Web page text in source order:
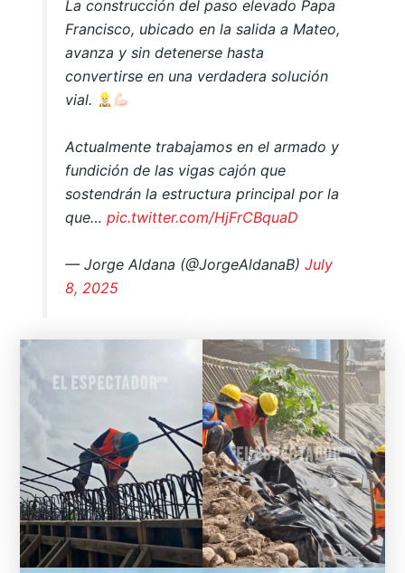
La construcción del paso elevado Papa
Francisco, ubicado en la salida a Mateo,
avanza y sin detenerse hasta
convertirse en una verdadera solución
vial.
Actualmente trabajamos en el armado y
fundición de las vigas cajón que
sostendrán la estructura principal por la
que… pic.twitter.com/HjFrCBquaD
— Jorge Aldana (@JorgeAldanaB) July
8, 2025